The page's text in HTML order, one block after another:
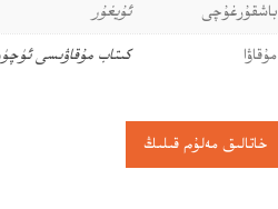
باشقۇرغۇچى
ئۇيغۇر
مۇقاۋا
كىتاب مۇقاۋىسى
خاتالىق مەلۇم قىلىڭ